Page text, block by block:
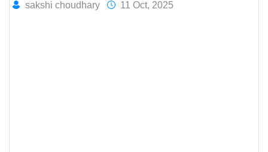
sakshi choudhary 11 Oct, 2025